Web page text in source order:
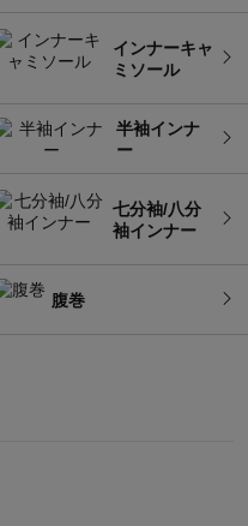
インナーキャ
ミソール
半袖インナ
ー
七分袖/八分
袖インナー
腹巻